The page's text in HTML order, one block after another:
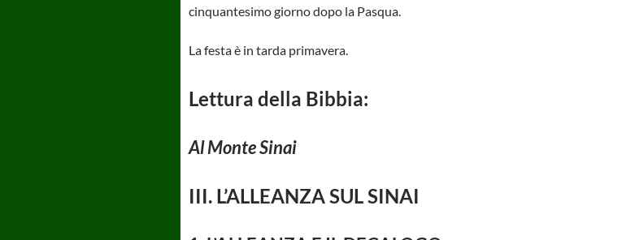
cinquantesimo giorno dopo la Pasqua.
La festa è in tarda primavera.
Lettura della Bibbia:
Al Monte Sinai
III. L’ALLEANZA SUL SINAI